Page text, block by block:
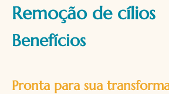
Remoção de cílios
Benefícios
Pronta para sua